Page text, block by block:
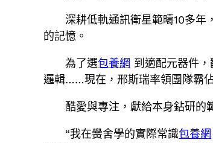
深耕低軌通訊衛星範疇10多年
的記憶。
為了選包養網 到適配元器件
邏輯……現在，邢斯瑞率領團隊霸
酷愛與專注，獻給本身鉆研的
“我在黌舍學的實際常識包養網